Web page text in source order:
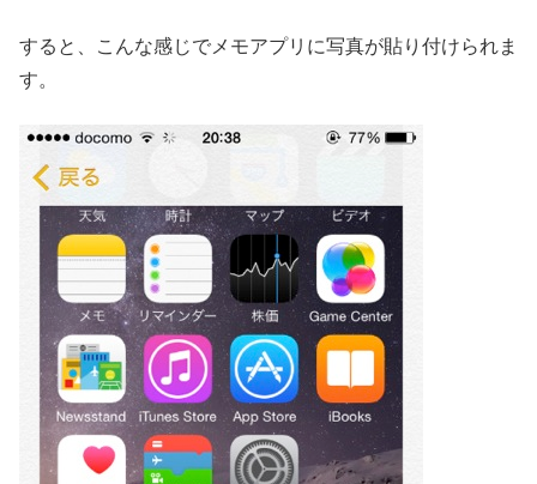
すると、こんな感じでメモアプリに写真が貼り付けられま
す。